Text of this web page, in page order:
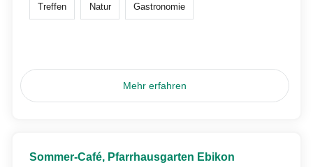
Treffen Natur Gastronomie
Mehr erfahren
Sommer-Café, Pfarrhausgarten Ebikon